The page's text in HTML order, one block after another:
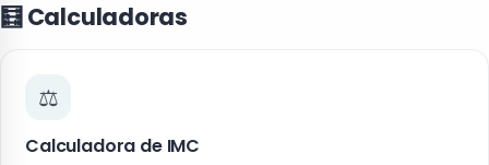
🧮 Calculadoras
⚖️
Calculadora de IMC